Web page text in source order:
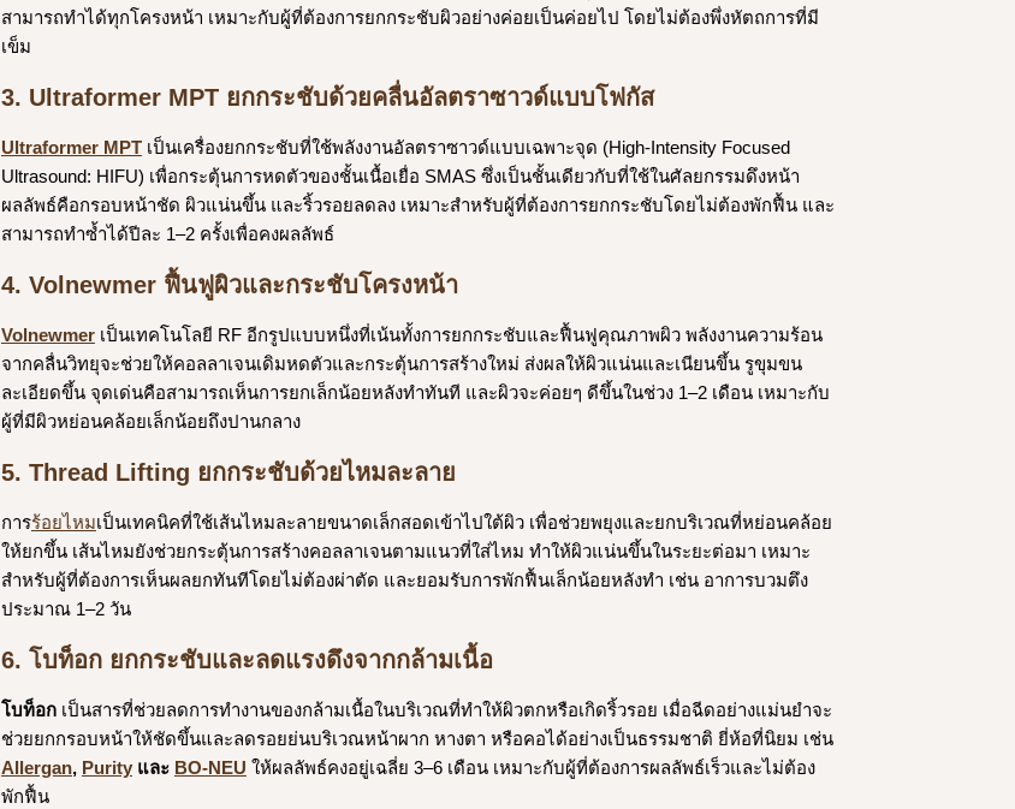
สามารถทำได้ทุกโครงหน้า เหมาะกับผู้ที่ต้องการยกกระชับผิวอย่างค่อยเป็นค่อยไป โดยไม่ต้องพึ่งหัตถการที่มี
เข็ม
3. Ultraformer MPT ยกกระชับด้วยคลื่นอัลตราซาวด์แบบโฟกัส
Ultraformer MPTเป็นเครื่องยกกระชับที่ใช้พลังงานอัลตราซาวด์แบบเฉพาะจุด (High-Intensity Focused
Ultrasound: HIFU) เพื่อกระตุ้นการหดตัวของชั้นเนื้อเยื่อ SMAS ซึ่งเป็นชั้นเดียวกับที่ใช้ในศัลยกรรมดึงหน้า
ผลลัพธ์คือกรอบหน้าชัด ผิวแน่นขึ้น และริ้วรอยลดลง เหมาะสำหรับผู้ที่ต้องการยกกระชับโดยไม่ต้องพักฟื้น และ
สามารถทำซ้ำได้ปีละ 1–2 ครั้งเพื่อคงผลลัพธ์
4. Volnewmer ฟื้นฟูผิวและกระชับโครงหน้า
Volnewmerเป็นเทคโนโลยี RF อีกรูปแบบหนึ่งที่เน้นทั้งการยกกระชับและฟื้นฟูคุณภาพผิว พลังงานความร้อน
จากคลื่นวิทยุจะช่วยให้คอลลาเจนเดิมหดตัวและกระตุ้นการสร้างใหม่ ส่งผลให้ผิวแน่นและเนียนขึ้น รูขุมขน
ละเอียดขึ้น จุดเด่นคือสามารถเห็นการยกเล็กน้อยหลังทำทันที และผิวจะค่อยๆ ดีขึ้นในช่วง 1–2 เดือน เหมาะกับ
ผู้ที่มีผิวหย่อนคล้อยเล็กน้อยถึงปานกลาง
5. Thread Lifting ยกกระชับด้วยไหมละลาย
การร้อยไหมเป็นเทคนิคที่ใช้เส้นไหมละลายขนาดเล็กสอดเข้าไปใต้ผิว เพื่อช่วยพยุงและยกบริเวณที่หย่อนคล้อย
ให้ยกขึ้น เส้นไหมยังช่วยกระตุ้นการสร้างคอลลาเจนตามแนวที่ใส่ไหม ทำให้ผิวแน่นขึ้นในระยะต่อมา เหมาะ
สำหรับผู้ที่ต้องการเห็นผลยกทันทีโดยไม่ต้องผ่าตัด และยอมรับการพักฟื้นเล็กน้อยหลังทำ เช่น อาการบวมตึง
ประมาณ 1–2 วัน
6. โบท็อก ยกกระชับและลดแรงดึงจากกล้ามเนื้อ
โบท็อกเป็นสารที่ช่วยลดการทำงานของกล้ามเนื้อในบริเวณที่ทำให้ผิวตกหรือเกิดริ้วรอย เมื่อฉีดอย่างแม่นยำจะ
ช่วยยกกรอบหน้าให้ชัดขึ้นและลดรอยย่นบริเวณหน้าผาก หางตา หรือคอได้อย่างเป็นธรรมชาติ ยี่ห้อที่นิยม เช่น
Allergan, Purityและ BO-NEU ให้ผลลัพธ์คงอยู่เฉลี่ย 3–6 เดือน เหมาะกับผู้ที่ต้องการผลลัพธ์เร็วและไม่ต้อง
พักฟื้น